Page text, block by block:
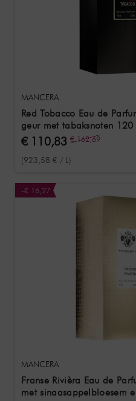
MANCERA
Red Tobacco Eau de
geur met tabaksnoten 120
€ 110,83 € 162,69
(923,58 € / L)
-€ 16,27
MANCERA
Franse Rivièra Eau de
met sinaasappelbloesem